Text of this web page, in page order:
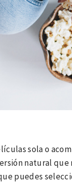
sola o
natural
puedes